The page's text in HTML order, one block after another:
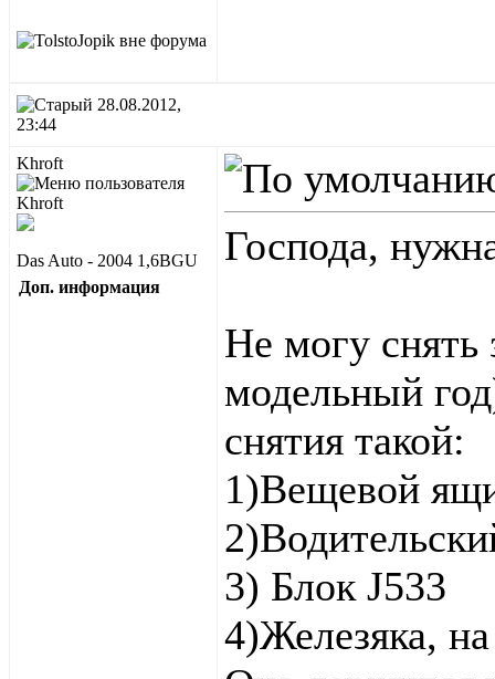
28.08.2012,
23:44
Khroft
Das Auto - 2004 1,6BGU
Доп. информация
Господа,
Не могу снять
модельный
снятия такой:
1)Вещевой
3) Блок J533
4)Железяка,